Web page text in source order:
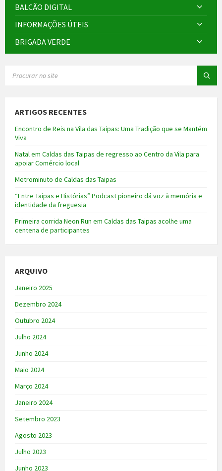
BALCÃO DIGITAL
INFORMAÇÕES ÚTEIS
BRIGADA VERDE
ARTIGOS RECENTES
Encontro de Reis na Vila das Taipas: Uma Tradição que se Mantém
Viva
Natal em Caldas das Taipas de regresso ao Centro da Vila para
apoiar Comércio local
Metrominuto de Caldas das Taipas
“Entre Taipas e Histórias” Podcast pioneiro dá voz à memória e
identidade da freguesia
Primeira corrida Neon Run em Caldas das Taipas acolhe uma
centena de participantes
ARQUIVO
Janeiro 2025
Dezembro 2024
Outubro 2024
Julho 2024
Junho 2024
Maio 2024
Março 2024
Janeiro 2024
Setembro 2023
Agosto 2023
Julho 2023
Junho 2023